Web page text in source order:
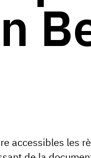
accessibles les